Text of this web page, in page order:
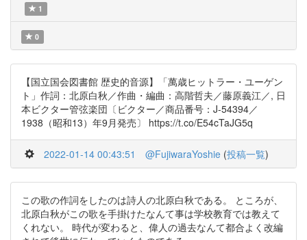
1
0
【国立国会図書館 歴史的音源】「萬歳ヒットラー・ユーゲン
ト」作詞：北原白秋／作曲・編曲：高階哲夫／藤原義江／, 日
本ビクター管弦楽団〔ビクター／商品番号：J-54394／
1938（昭和13）年9月発売〕 https://t.co/E54cTaJG5q
2022-01-14 00:43:51 @FujiwaraYoshie (投稿一覧)
この歌の作詞をしたのは詩人の北原白秋である。 ところが、
北原白秋がこの歌を手掛けたなんて事は学校教育では教えて
くれない。 時代が変わると、偉人の過去なんて都合よく改編